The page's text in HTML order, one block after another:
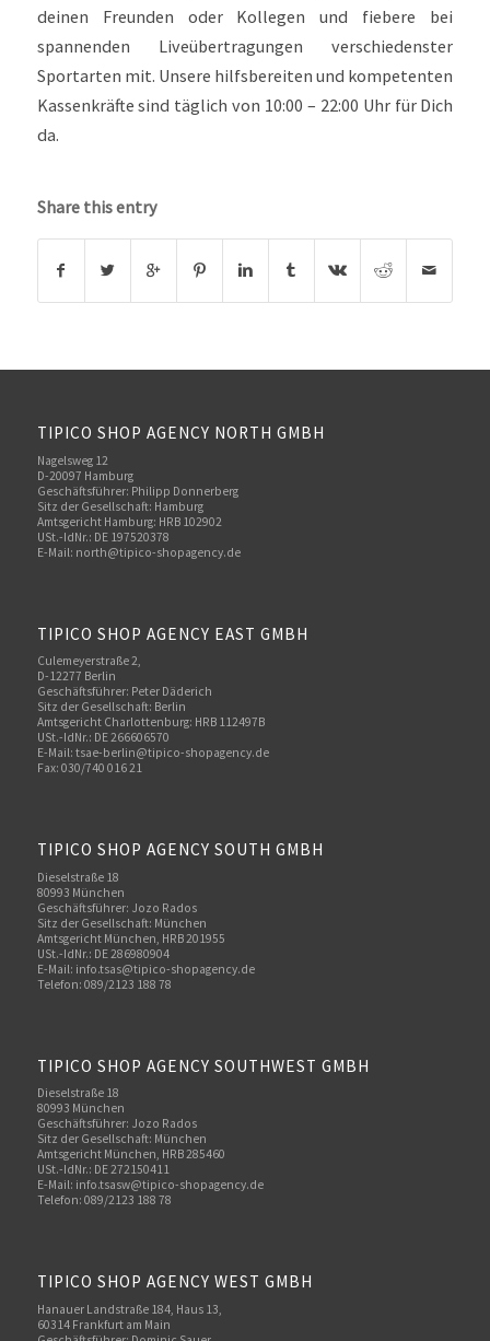
deinen Freunden oder Kollegen und fiebere bei
spannenden Liveübertragungen verschiedenster
Sportarten mit. Unsere hilfsbereiten und kompetenten
Kassenkräfte sind täglich von 10:00 – 22:00 Uhr für Dich
da.
Share this entry
TIPICO SHOP AGENCY NORTH GMBH
Nagelsweg 12
D-20097 Hamburg
Geschäftsführer: Philipp Donnerberg
Sitz der Gesellschaft: Hamburg
Amtsgericht Hamburg: HRB 102902
USt.-IdNr.: DE 197520378
E-Mail: north@tipico-shopagency.de
TIPICO SHOP AGENCY EAST GMBH
Culemeyerstraße 2,
D-12277 Berlin
Geschäftsführer: Peter Däderich
Sitz der Gesellschaft: Berlin
Amtsgericht Charlottenburg: HRB 112497B
USt.-IdNr.: DE 266606570
E-Mail: tsae-berlin@tipico-shopagency.de
Fax: 030/740 016 21
TIPICO SHOP AGENCY SOUTH GMBH
Dieselstraße 18
80993 München
Geschäftsführer: Jozo Rados
Sitz der Gesellschaft: München
Amtsgericht München, HRB 201955
USt.-IdNr.: DE 286980904
E-Mail: info.tsas@tipico-shopagency.de
Telefon: 089/2123 188 78
TIPICO SHOP AGENCY SOUTHWEST GMBH
Dieselstraße 18
80993 München
Geschäftsführer: Jozo Rados
Sitz der Gesellschaft: München
Amtsgericht München, HRB 285460
USt.-IdNr.: DE 272150411
E-Mail: info.tsasw@tipico-shopagency.de
Telefon: 089/2123 188 78
TIPICO SHOP AGENCY WEST GMBH
Hanauer Landstraße 184, Haus 13,
60314 Frankfurt am Main